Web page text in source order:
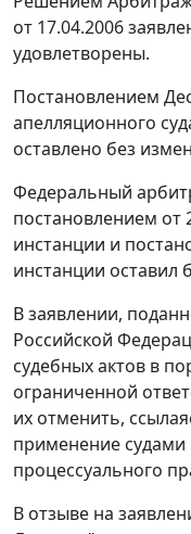
от 17.04.2006
удовлетворены.
Постановлением
апелляционного
оставлено без
Федеральный
постановлением от
инстанции и
инстанции оставил
В заявлении,
Российской
судебных актов в
ограниченной
их отменить,
применение
процессуального
В отзыве на